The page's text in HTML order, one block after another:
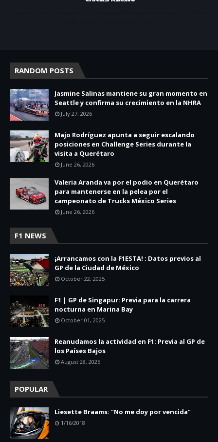
RANDOM POSTS
Jasmine Salinas mantiene su gran momento en
Seattle y confirma su crecimiento en la NHRA
July 27, 2026
Majo Rodríguez apunta a seguir escalando
posiciones en Challenge Series durante la
visita a Querétaro
June 26, 2026
Valeria Aranda va por el podio en Querétaro
para mantenerse en la pelea por el
campeonato de Trucks México Series
June 26, 2026
F1 NEWS
¡Arrancamos con la F1ESTA! : Datos previos al
GP de la Ciudad de México
October 22, 2025
F1 | GP de Singapur: Previa para la carrera
nocturna en Marina Bay
October 01, 2025
Reanudamos la actividad en F1: Previa al GP de
los Países Bajos
August 28, 2025
POPULAR
Liesette Braams: "No me doy por vencida"
1/16/2018